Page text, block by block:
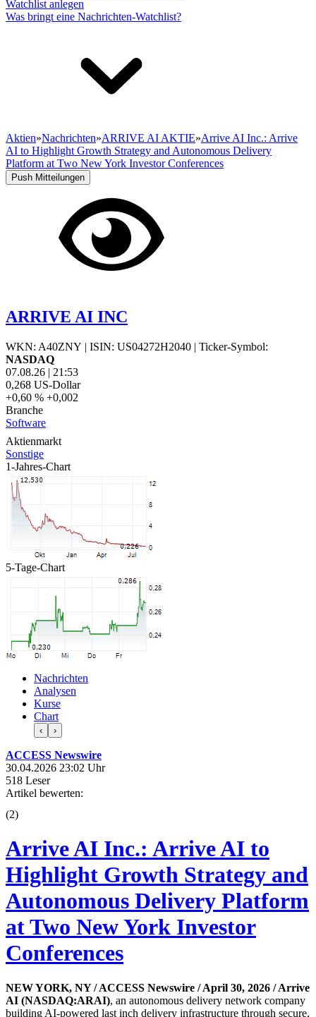
Watchlist anlegen
Was bringt eine Nachrichten-Watchlist?
Aktien»Nachrichten»ARRIVE AI AKTIE»Arrive AI Inc.: Arrive
AI to Highlight Growth Strategy and Autonomous Delivery
Platform at Two New York Investor Conferences
Push Mitteilungen
ARRIVE AI INC
WKN: A40ZNY | ISIN: US04272H2040 | Ticker-Symbol:
NASDAQ
07.08.26 | 21:53
0,268 US-Dollar
+0,60 % +0,002
Branche
Software
Aktienmarkt
Sonstige
1-Jahres-Chart
5-Tage-Chart
Nachrichten
Analysen
Kurse
Chart
‹ ›
ACCESS Newswire
30.04.2026 23:02 Uhr
518 Leser
Artikel bewerten:
(2)
Arrive AI Inc.: Arrive AI to
Highlight Growth Strategy and
Autonomous Delivery Platform
at Two New York Investor
Conferences
NEW YORK, NY / ACCESS Newswire / April 30, 2026 /Arrive
AI (NASDAQ:ARAI), an autonomous delivery network company
building AI-powered last inch delivery infrastructure through secure,